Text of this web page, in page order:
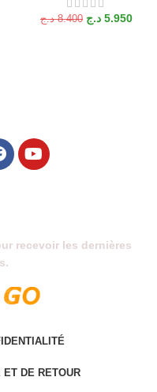
8.400 د.ج 5.950 د.ج
recevoir les dernières
ET DE RETOUR